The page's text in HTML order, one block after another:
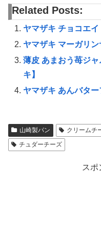
Related Posts:
ヤマザキ チョコエイ
ヤマザキ マーガリ
薄皮 あまおう苺ジ
キ】
ヤマザキ あんバター
山崎製パン クリームチ
チュダーチーズ
スポ